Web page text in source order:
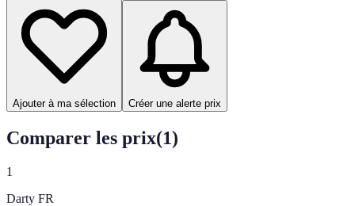
Ajouter à ma sélection Créer une alerte prix
Comparer les prix(1)
1
Darty FR